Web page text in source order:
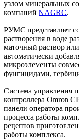
узлом минеральных
компаний NAGRO.
РУМС представляет
растворения в воде
маточный раствор
автоматически
микроэлементы
фунгицидами,
Система управления
контроллера Omron
панели оператора
процесса работы
рецептов
работы комплекса.